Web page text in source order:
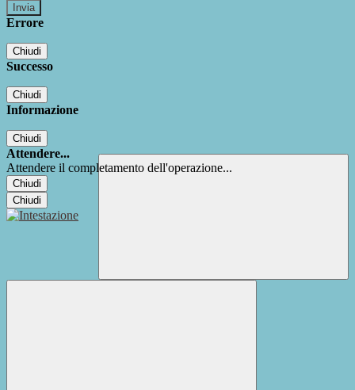
Errore
Chiudi
Successo
Chiudi
Informazione
Chiudi
Attendere...
Attendere il completamento dell'operazione...
Chiudi
Chiudi